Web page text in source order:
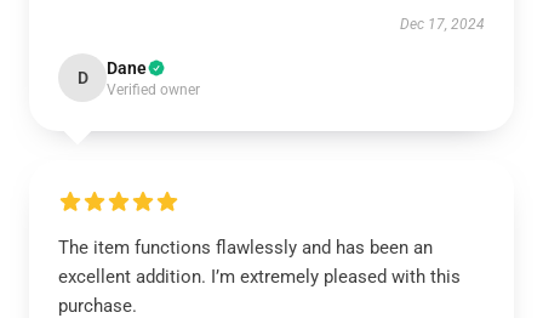
Dec 17, 2024
D Dane
Verified owner
The item functions flawlessly and has been an
excellent addition. I’m extremely pleased with this
purchase.